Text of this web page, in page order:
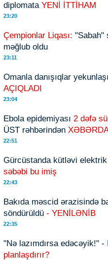
diplomata YENİ İTTİHAM
23:20
Çempionlar Liqası: "Sabah"
məğlub oldu
23:11
Omanla danışıqlar
AÇIQLADI
23:04
Ebola epidemiyası 2 dəfə
ÜST rəhbərindən
22:51
Gürcüstanda kütləvi
səbəbi bu imiş
22:43
Bakıda məscid ərazisində
söndürüldü - YENİLƏNİB
22:35
"Nə lazımdırsa edəcəyik!" -
planlaşdırır?